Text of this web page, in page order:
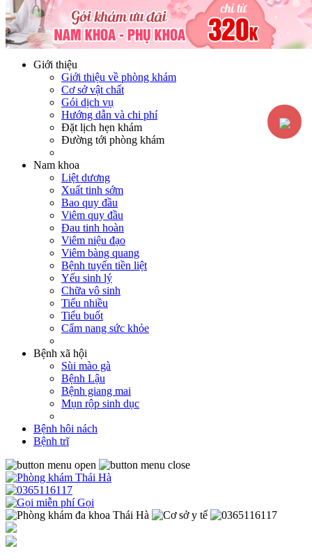
Hotline:0365116117Miễn phí tư vấn
Giới thiệu
Giới thiệu về phòng khám
Cơ sở vật chất
Gói dịch vụ
Hướng dẫn và chi phí
Đặt lịch hẹn khám
Đường tới phòng khám
Nam khoa
Liệt dương
Xuất tinh sớm
Bao quy đầu
Viêm quy đầu
Đau tinh hoàn
Viêm niệu đạo
Viêm bàng quang
Bệnh tuyến tiền liệt
Yếu sinh lý
Chữa vô sinh
Tiểu nhiều
Tiểu buốt
Cẩm nang sức khỏe
Bệnh xã hội
Sùi mào gà
Bệnh Lậu
Bệnh giang mai
Mụn rộp sinh dục
Bệnh hôi nách
Bệnh trĩ
Gọi